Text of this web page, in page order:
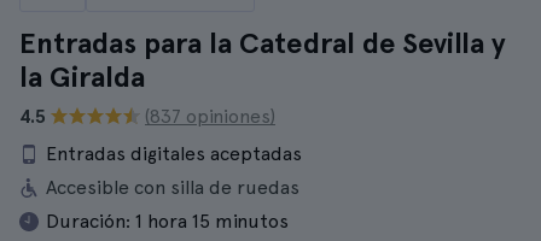
Entradas para la Catedral de Sevilla y
la Giralda
4.5
(837 opiniones)
Entradas digitales aceptadas
Accesible con silla de ruedas
Duración: 1 hora 15 minutos